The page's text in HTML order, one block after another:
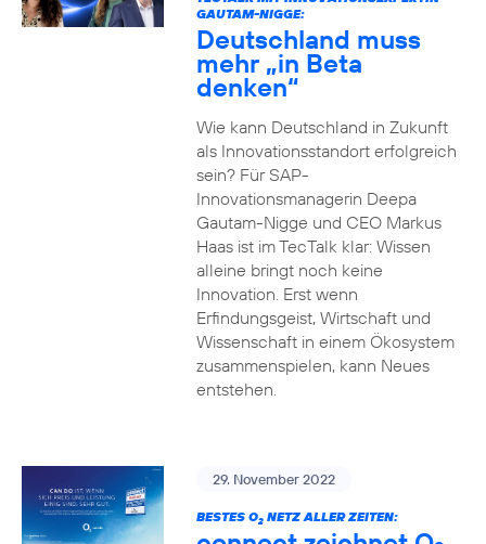
GAUTAM-NIGGE:
Deutschland muss
mehr „in Beta
denken“
Wie kann Deutschland in Zukunft
als Innovationsstandort erfolgreich
sein? Für SAP-
Innovationsmanagerin Deepa
Gautam-Nigge und CEO Markus
Haas ist im TecTalk klar: Wissen
alleine bringt noch keine
Innovation. Erst wenn
Erfindungsgeist, Wirtschaft und
Wissenschaft in einem Ökosystem
zusammenspielen, kann Neues
entstehen.
29. November 2022
BESTES O2NETZ ALLER ZEITEN: